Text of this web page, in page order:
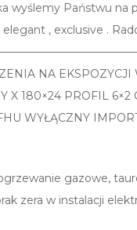
wyślemy Państwu na
, exclusive .
NA EKSPOZYCJI
180×24 PROFIL 6×2
WYŁĄCZNY
gazowe,
zera w instalacji